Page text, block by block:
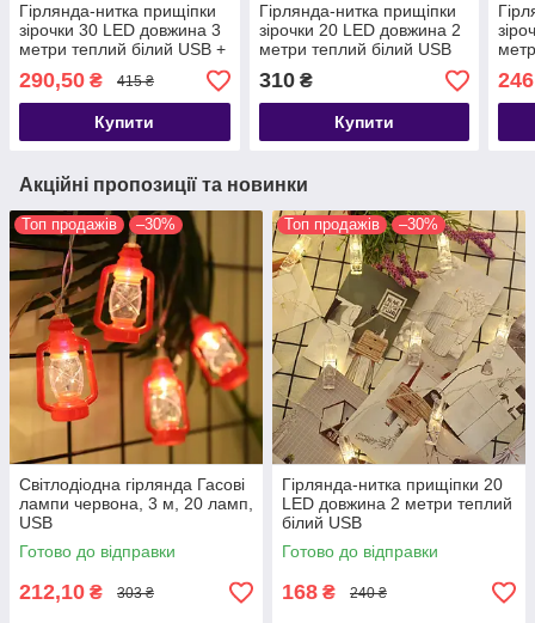
Гірлянда-нитка прищіпки
зірочки 30 LED довжина 3
метри теплий білий USB +
пульт
290,50 ₴ 415 ₴
Купити
Гірлянда-нитка прищіпки
зірочки 20 LED довжина 2
метри теплий білий USB
310₴
Купити
Акційні пропозиції та новинки
Топ продажів –30%
Світлодіодна гірлянда Гасові
лампи червона, 3 м, 20 ламп,
USB
Готово до відправки
212,10 ₴ 303 ₴
Топ продажів –30%
Гірлянда-нитка прищіпки 20
LED довжина 2 метри теплий
білий USB
Готово до відправки
168 ₴ 240 ₴